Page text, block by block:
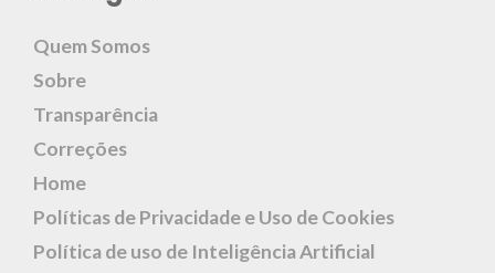
Quem Somos
Sobre
Transparência
Correções
Home
Políticas de Privacidade e Uso de Cookies
Política de uso de Inteligência Artificial